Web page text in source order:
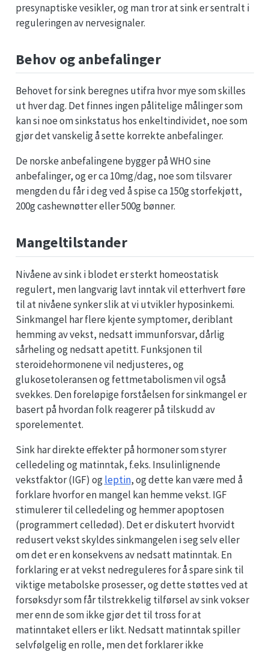
presynaptiske vesikler, og man tror at sink er sentralt i
reguleringen av nervesignaler.
Behov og anbefalinger
Behovet for sink beregnes utifra hvor mye som skilles
ut hver dag. Det finnes ingen pålitelige målinger som
kan si noe om sinkstatus hos enkeltindividet, noe som
gjør det vanskelig å sette korrekte anbefalinger.
De norske anbefalingene bygger på WHO sine
anbefalinger, og er ca 10mg/dag, noe som tilsvarer
mengden du får i deg ved å spise ca 150g storfekjøtt,
200g cashewnøtter eller 500g bønner.
Mangeltilstander
Nivåene av sink i blodet er sterkt homeostatisk
regulert, men langvarig lavt inntak vil etterhvert føre
til at nivåene synker slik at vi utvikler hyposinkemi.
Sinkmangel har flere kjente symptomer, deriblant
hemming av vekst, nedsatt immunforsvar, dårlig
sårheling og nedsatt apetitt. Funksjonen til
steroidehormonene vil nedjusteres, og
glukosetoleransen og fettmetabolismen vil også
svekkes. Den foreløpige forståelsen for sinkmangel er
basert på hvordan folk reagerer på tilskudd av
sporelementet.
Sink har direkte effekter på hormoner som styrer
celledeling og matinntak, f.eks. Insulinlignende
vekstfaktor (IGF) ogleptin, og dette kan være med å
forklare hvorfor en mangel kan hemme vekst. IGF
stimulerer til celledeling og hemmer apoptosen
(programmert celledød). Det er diskutert hvorvidt
redusert vekst skyldes sinkmangelen i seg selv eller
om det er en konsekvens av nedsatt matinntak. En
forklaring er at vekst nedreguleres for å spare sink til
viktige metabolske prosesser, og dette støttes ved at
forsøksdyr som får tilstrekkelig tilførsel av sink vokser
mer enn de som ikke gjør det til tross for at
matinntaket ellers er likt. Nedsatt matinntak spiller
selvfølgelig en rolle, men det forklarer ikke